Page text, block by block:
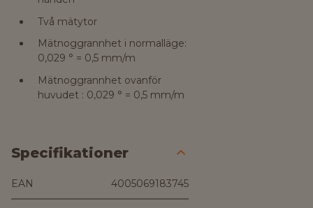
Två mätytor
Mätnoggrannhet i normalläge:
0,029 ° = 0,5 mm/m
Mätnoggrannhet ovanför
huvudet : 0,029 ° = 0,5 mm/m
Specifikationer
EAN 4005069183745